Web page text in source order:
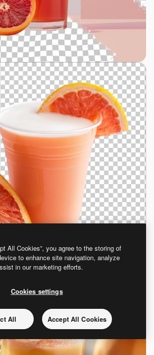
All Cookies”, you agree to the storing of
to enhance site navigation, analyze
in our marketing efforts.
Cookies settings
All Accept All Cookies